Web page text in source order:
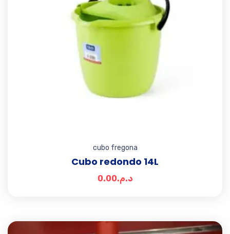
cubo fregona
Cubo redondo 14L
د.م.0.00